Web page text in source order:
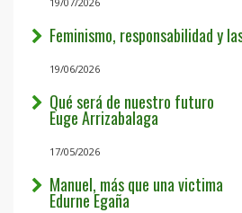
Feminismo, responsabilidad y
19/06/2026
Qué será de nuestro futuro
Euge Arrizabalaga
17/05/2026
Manuel, más que una victima
Edurne Egaña